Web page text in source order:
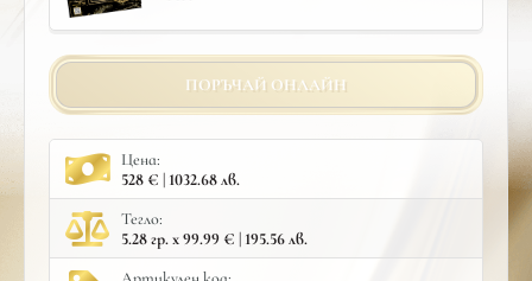
ПОРЪЧАЙ ОНЛАЙН
Цена:
528 € | 1032.68 лв.
Тегло:
5.28 гр. x 99.99 € | 195.56 лв.